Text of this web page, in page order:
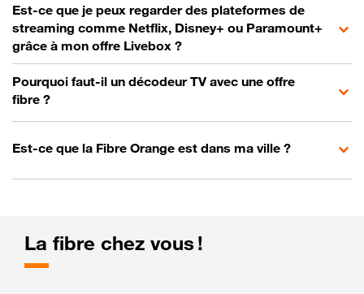
Est-ce que je peux regarder des plateformes de
streaming comme Netflix, Disney+ ou Paramount+
grâce à mon offre Livebox ?
Pourquoi faut-il un décodeur TV avec une offre
fibre ?
Est-ce que la Fibre Orange est dans ma ville ?
La fibre chez vous !